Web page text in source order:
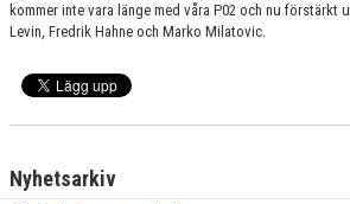
kommer inte vara länge med våra P02 och nu förstärkt
Levin, Fredrik Hahne och Marko Milatovic.
Nyhetsarkiv